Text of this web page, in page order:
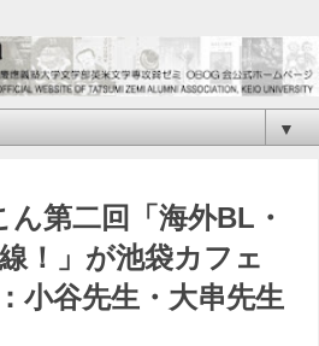
▼
第二回「海外BL・
！」が池袋カフェ
小谷先生・大串先生